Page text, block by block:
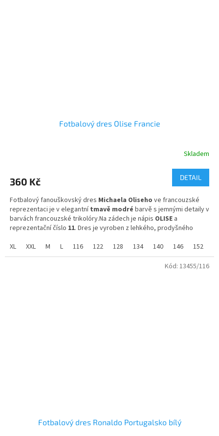
Fotbalový dres Olise Francie
je
z
5
hvězdiček.
Skladem
360 Kč DETAIL
Fotbalový fanouškovský dres Michaela Oliseho ve francouzské
reprezentaci je v elegantnítmavě modré barvě s jemnými detaily v
barvách francouzské trikolóry.Na zádech je nápis OLISE a
reprezentační číslo 11. Dres je vyroben z lehkého, prodyšného
Látka s příměsí Mesh tkaniny je vhodná pro normální nošení i pro
XL XXL M L 116 122 128 134 140 146 152
Fotbalový dres Ronaldo Portugalsko bílý
Kód: 13455/116